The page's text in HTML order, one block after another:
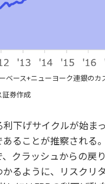
ース+ニューヨーク連銀のカ
券作成
利下げサイクルが始
ることが推察される
クラッシュからの戻
るように、リスクリ